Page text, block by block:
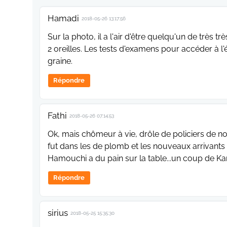
Hamadi 2018-05-26 13:17:56
Sur la photo, il a l'air d'être quelqu'un de très
2 oreilles. Les tests d'examens pour accéder à
graine.
Répondre
Fathi 2018-05-26 07:14:53
Ok, mais chômeur à vie, drôle de policiers de
fut dans les de plomb et les nouveaux
Hamouchi a du pain sur la table...un coup de
Répondre
sirius 2018-05-25 15:35:30